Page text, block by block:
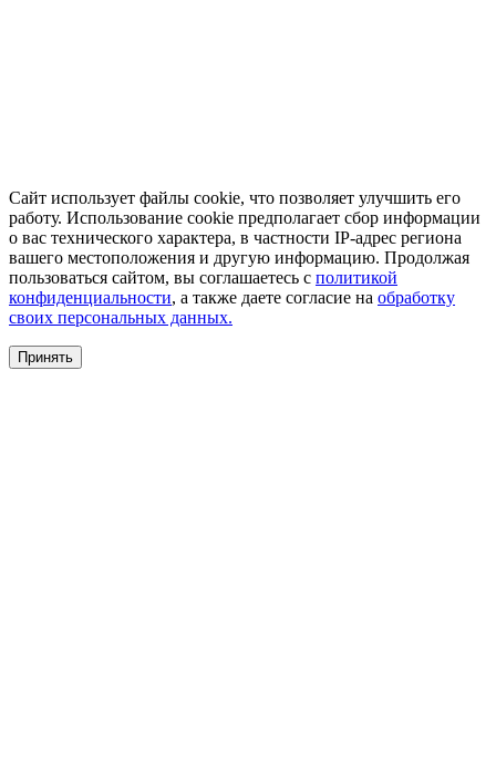
Сайт использует файлы cookie, что позволяет улучшить его
работу. Использование cookie предполагает сбор информации
о вас технического характера, в частности IP-адрес региона
вашего местоположения и другую информацию. Продолжая
пользоваться сайтом, вы соглашаетесь с политикой
конфиденциальности, а также даете согласие на обработку
своих персональных данных.
Принять